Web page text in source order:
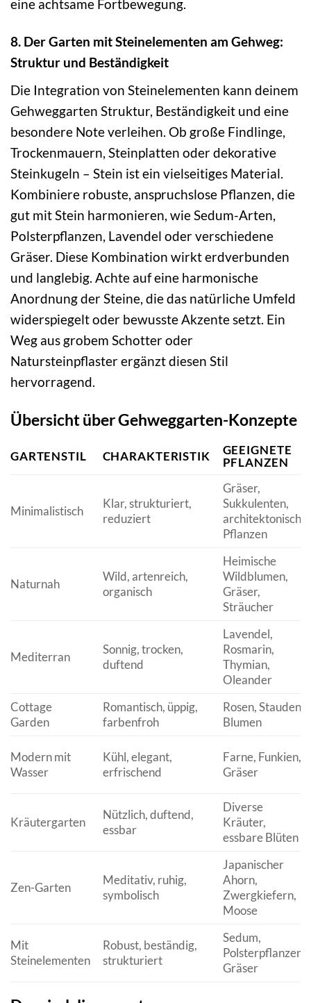
eine achtsame Fortbewegung.
8. Der Garten mit Steinelementen am Gehweg:
Struktur und Beständigkeit
Die Integration von Steinelementen kann deinem
Gehweggarten Struktur, Beständigkeit und eine
besondere Note verleihen. Ob große Findlinge,
Trockenmauern, Steinplatten oder dekorative
Steinkugeln – Stein ist ein vielseitiges Material.
Kombiniere robuste, anspruchslose Pflanzen, die
gut mit Stein harmonieren, wie Sedum-Arten,
Polsterpflanzen, Lavendel oder verschiedene
Gräser. Diese Kombination wirkt erdverbunden
und langlebig. Achte auf eine harmonische
Anordnung der Steine, die das natürliche Umfeld
widerspiegelt oder bewusste Akzente setzt. Ein
Weg aus grobem Schotter oder
Natursteinpflaster ergänzt diesen Stil
hervorragend.
Übersicht über Gehweggarten-Konzepte
GARTENSTIL CHARAKTERISTIK
GEEIGNETE
PFLANZEN
Minimalistisch
Klar, strukturiert,
reduziert
Gräser,
Sukkulenten,
architektonische
Pflanzen
Naturnah
Wild, artenreich,
organisch
Heimische
Wildblumen,
Gräser,
Sträucher
Mediterran
Sonnig, trocken,
duftend
Lavendel,
Rosmarin,
Thymian,
Oleander
Cottage
Garden
Romantisch, üppig,
farbenfroh
Rosen, Stauden,
Blumen
Modern mit
Wasser
Kühl, elegant,
erfrischend
Farne, Funkien,
Gräser
Kräutergarten
Nützlich, duftend,
essbar
Diverse
Kräuter,
essbare Blüten
Zen-Garten
Meditativ, ruhig,
symbolisch
Japanischer
Ahorn,
Zwergkiefern,
Moose
Mit
Steinelementen
Robust, beständig,
strukturiert
Sedum,
Polsterpflanzen,
Gräser